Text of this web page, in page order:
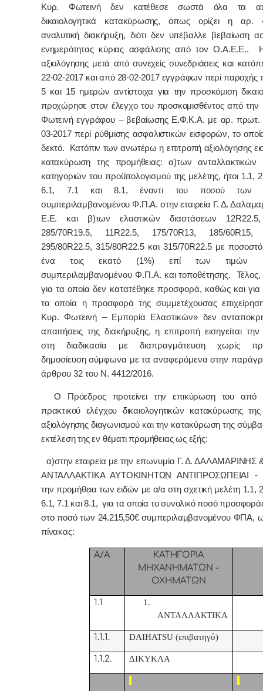
Κυρ. Φωτεινή δεν κατέθεσε σωστά όλα τα
δικαιολογητικά κατακύρωσης, όπως ορίζει η αρ.
αναλυτική διακήρυξη, διότι δεν υπέβαλλε βεβαίωση
ενημερότητας κύριας ασφάλισης από τον Ο.Α.Ε.Ε..
αξιολόγησης μετά από συνεχείς συνεδριάσεις και
22-02-2017 και από 28-02-2017 εγγράφων περί παροχής
5 και 15 ημερών αντίστοιχα για την προσκόμιση
προχώρησε στον έλεγχο του προσκομισθέντος από την
Φωτεινή εγγράφου – βεβαίωσης Ε.Φ.Κ.Α. με αρ. πρωτ.
03-2017 περί ρύθμισης ασφαλιστικών εισφορών, το
δεκτό. Κατόπιν των ανωτέρω η επιτροπή αξιολόγησης
κατακύρωση της προμήθειας: α)των
κατηγοριών του προϋπολογισμού της μελέτης, ήτοι 1.1,
6.1, 7.1 και 8.1, έναντι του ποσού των
συμπεριλαμβανομένου Φ.Π.Α. στην εταιρεία Γ. Δ.
Ε.Ε. και β)των ελαστικών διαστάσεων 12R
285/70R19.5, 11R22.5, 175/70R13, 185/60R15,
295/80R22.5, 315/80R22.5 και 315/70R22.5 με
ένα τοις εκατό (1%) επί των τιμών
συμπεριλαμβανομένου Φ.Π.Α. και τοποθέτησης. Τέλος,
για τα οποία δεν κατατέθηκε προσφορά, καθώς και για
τα οποία η προσφορά της συμμετέχουσας
Κυρ. Φωτεινή – Εμπορία Ελαστικών» δεν
απαιτήσεις της διακήρυξης, η επιτροπή εισηγείται
στη διαδικασία με διαπραγμάτευση χωρίς
δημοσίευση σύμφωνα με τα αναφερόμενα στην
άρθρου 32 του Ν. 4412/2016.
Ο Πρόεδρος προτείνει την επικύρωση του από
πρακτικού ελέγχου δικαιολογητικών κατακύρωσης
αξιολόγησης διαγωνισμού και την κατακύρωση της
εκτέλεση της εν θέματι προμήθειας ως εξής:
α)στην εταιρεία με την επωνυμία Γ. Δ. ΔΑΛΑΜΑΡΙΝΗΣ
ΑΝΤΑΛΛΑΚΤΙΚΑ ΑΥΤΟΚΙΝΗΤΩΝ ΑΝΤΙΠΡΟΣΩΠΕΙΑΙ -
την προμήθεια των ειδών με α/α στη σχετική μελέτη 1.1,
6.1, 7.1 και 8.1, για τα οποία το συνολικό ποσό
στο ποσό των 24.215,50€ συμπεριλαμβανομένου ΦΠΑ,
πίνακας:
Α/Α
ΚΑΤΗΓΟΡΙΑ
ΜΗΧΑΝΗΜΑΤΩΝ -
ΟΧΗΜΑΤΩΝ
1.1
1.
ΑΝΤΑΛΛΑΚΤΙΚΑ
1.1.1. DAIHATSU (επιβατηγό)
1.1.2. ΔΙΚΥΚΛΑ